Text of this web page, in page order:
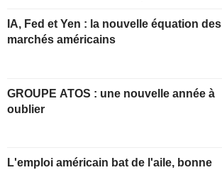
IA, Fed et Yen : la nouvelle équation des
marchés américains
GROUPE ATOS : une nouvelle année à
oublier
L'emploi américain bat de l'aile, bonne